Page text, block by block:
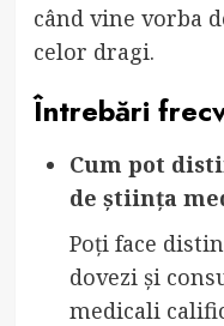
când vine vorba
celor dragi.
Întrebări
Cum pot
de știința
Poți face
dovezi și
medicali